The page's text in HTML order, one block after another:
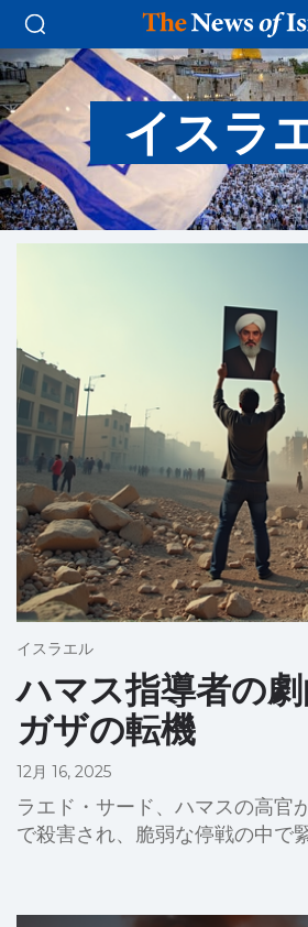
イスラ
イスラエル
ハマス指導者の
ガザの転機
12月 16, 2025
ラエド・サード、ハマスの高官
で殺害され、脆弱な停戦の中で